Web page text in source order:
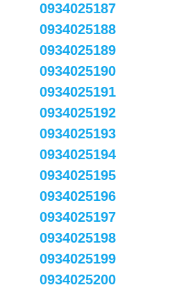
0934025187
0934025188
0934025189
0934025190
0934025191
0934025192
0934025193
0934025194
0934025195
0934025196
0934025197
0934025198
0934025199
0934025200